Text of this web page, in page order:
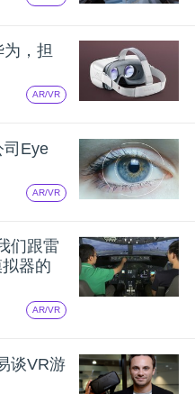
，担
AR/VR
司Eye
AR/VR
们跟雷
器的
AR/VR
谈VR游